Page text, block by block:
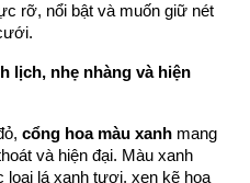
rỡ, nổi bật và muốn giữ nét
lịch, nhẹ nhàng và hiện
cổng hoa màu xanh mang
và hiện đại. Màu xanh
lá xanh tươi, xen kẽ hoa